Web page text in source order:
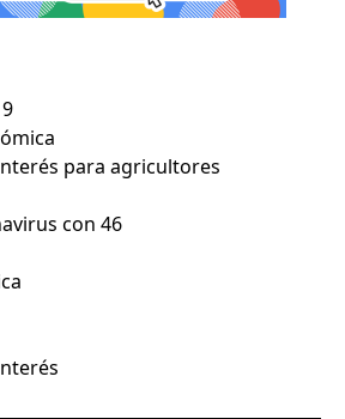
para agricultores
con 46